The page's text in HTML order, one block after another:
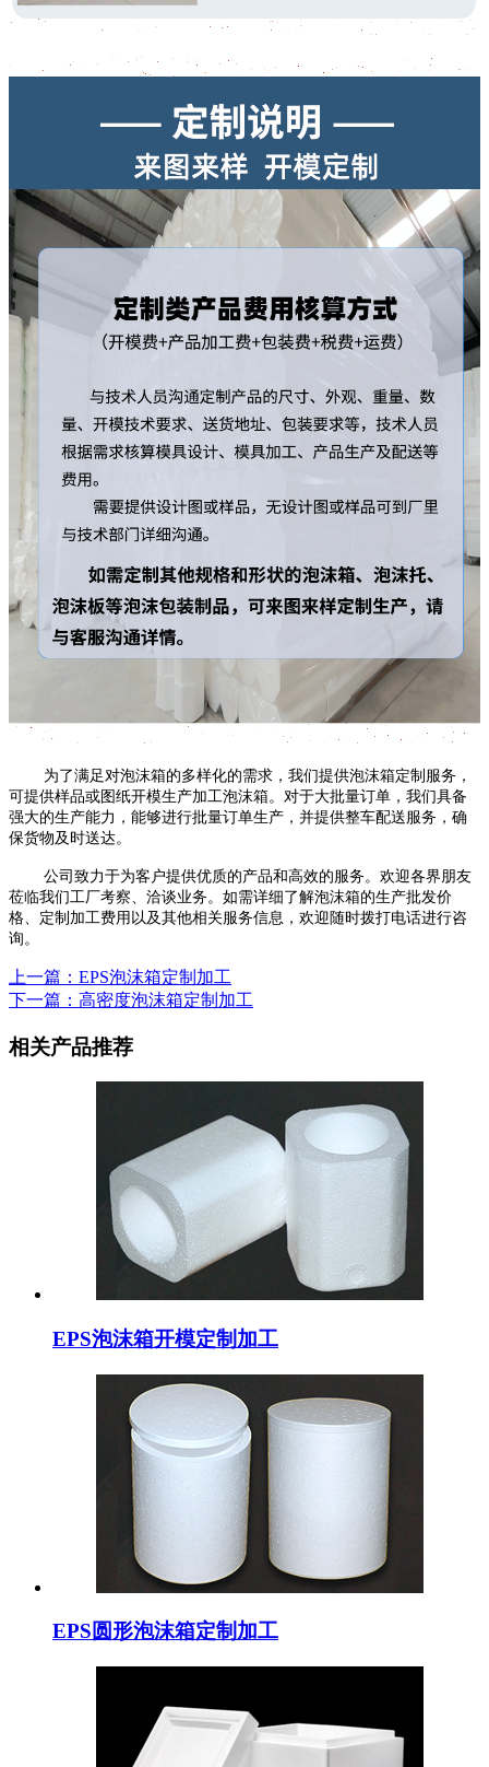
为了满足对泡沫箱的多样化的需求，我们提供泡沫箱定制服务，
可提供样品或图纸开模生产加工泡沫箱。 对于大批量订单，我们具备
强大的生产能力，能够进行批量订单生产，并提供整车配送服务，确
保货物及时送达。
公司致力于为客户提供优质的产品和高效的服务。欢迎各界朋友
莅临我们工厂考察、洽谈业务。如需详细了解泡沫箱的生产批发价
格、定制加工费用以及其他相关服务信息，欢迎随时拨打电话进行咨
询。
上一篇：EPS泡沫箱定制加工
下一篇：高密度泡沫箱定制加工
相关产品推荐
EPS泡沫箱开模定制加工
EPS圆形泡沫箱定制加工